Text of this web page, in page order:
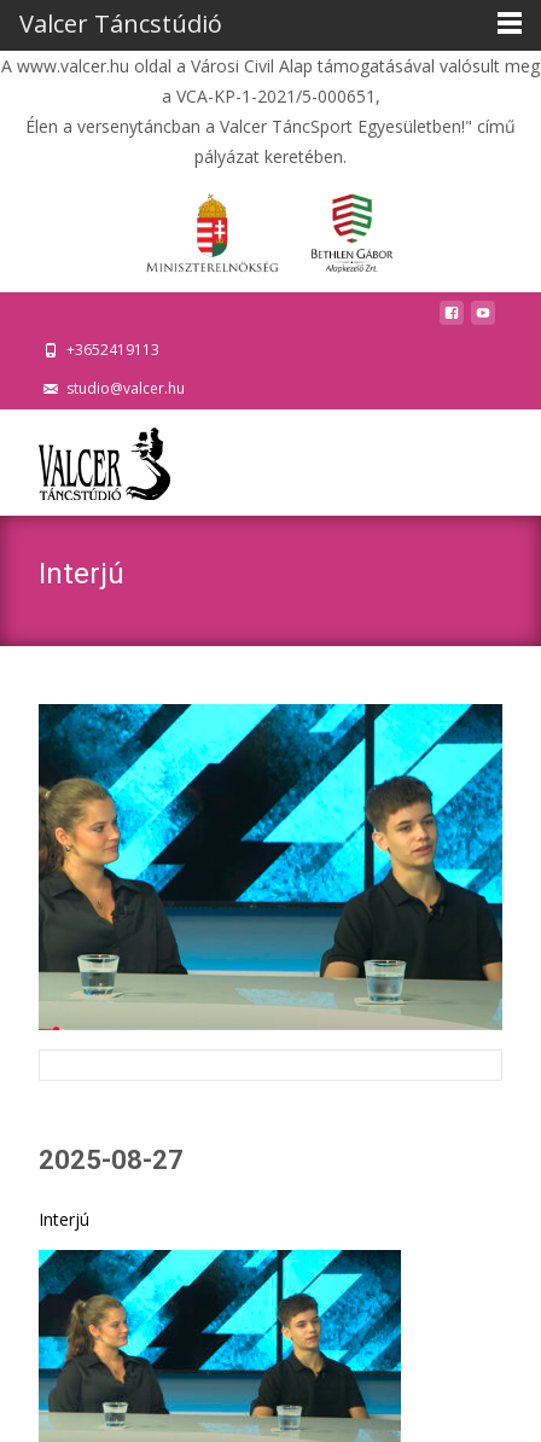
A www.valcer.hu oldal a Városi Civil Alap támogatásával valósult meg
a VCA-KP-1-2021/5-000651,
Élen a versenytáncban a Valcer TáncSport Egyesületben!" című
pályázat keretében.
+3652419113
studio@valcer.hu
Interjú
2025-08-27
Interjú
Valcer Táncstúdió